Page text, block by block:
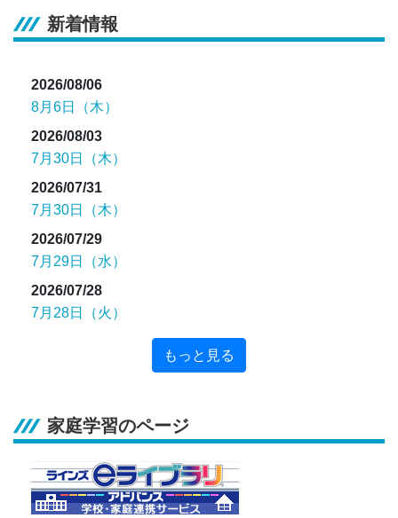
新着情報
2026/08/06
8月6日（木）
2026/08/03
7月30日（木）
2026/07/31
7月30日（木）
2026/07/29
7月29日（水）
2026/07/28
7月28日（火）
もっと見る
家庭学習のページ